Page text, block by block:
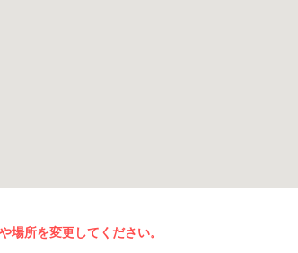
場所を変更してください。